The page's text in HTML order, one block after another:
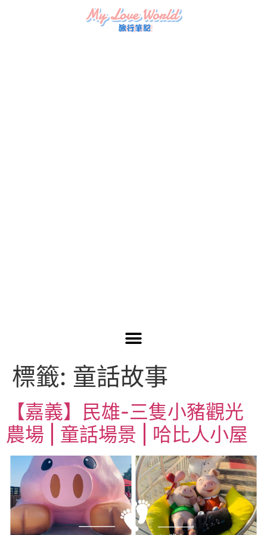
標籤: 童話故事
【嘉義】民雄-三隻小豬觀光
農場 | 童話場景 | 哈比人小屋